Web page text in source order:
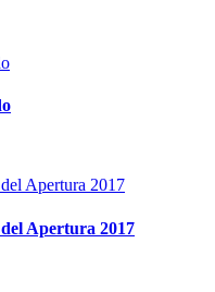
Apertura 2017